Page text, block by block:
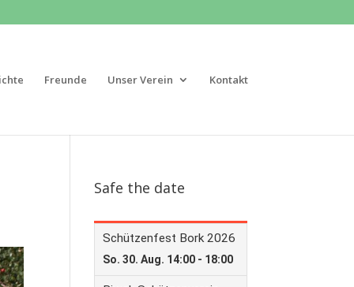
Freunde Unser Verein Kontakt
Safe the date